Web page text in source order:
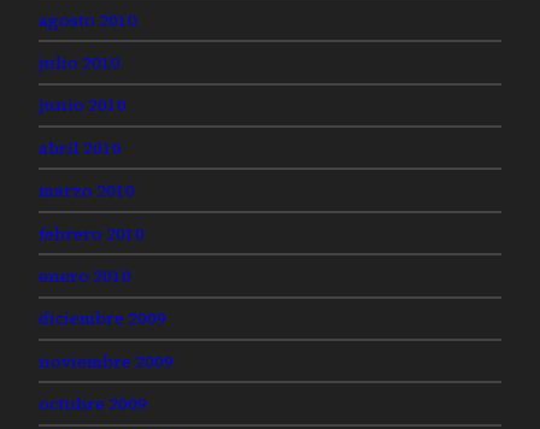
agosto 2010
julio 2010
junio 2010
abril 2010
marzo 2010
febrero 2010
enero 2010
diciembre 2009
noviembre 2009
octubre 2009